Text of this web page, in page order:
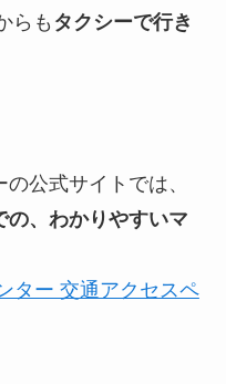
らも タクシーで行き
公式サイトでは、
の、わかりやすいマ
ター 交通アクセスペ